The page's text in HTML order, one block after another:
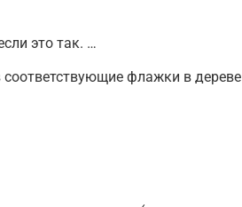
это так. …
флажки в дереве